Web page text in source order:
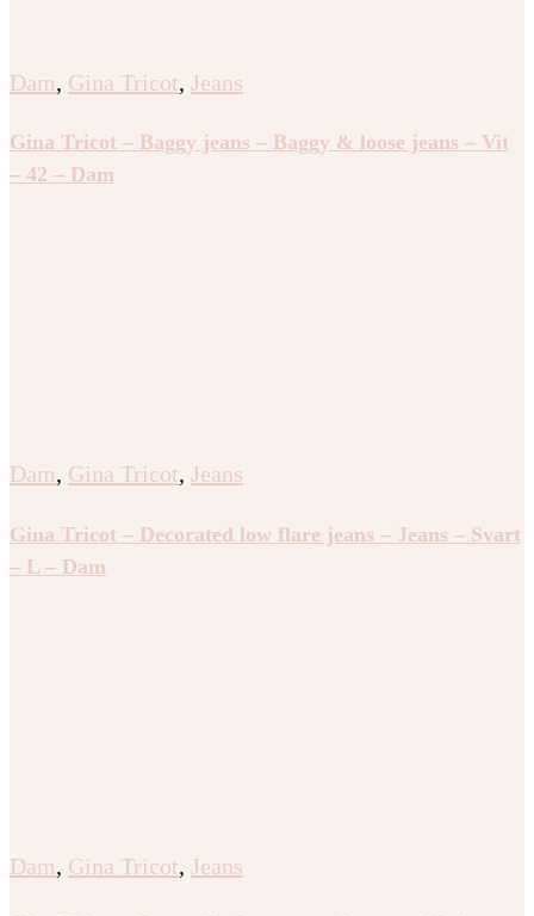
Dam, Gina Tricot, Jeans
Gina Tricot – Baggy jeans – Baggy & loose jeans – Vit
– 42 – Dam
Dam, Gina Tricot, Jeans
Gina Tricot – Decorated low flare jeans – Jeans – Svart
– L – Dam
Dam, Gina Tricot, Jeans